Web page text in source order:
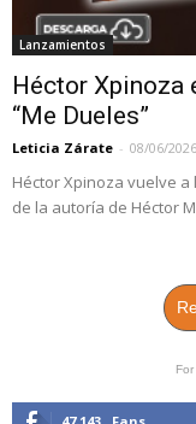
Lanzamientos
Héctor Xpinoza
“Me Dueles”
Leticia Zárate - 08/06/2026
Héctor Xpinoza vuelve a
de la autoría de Héctor